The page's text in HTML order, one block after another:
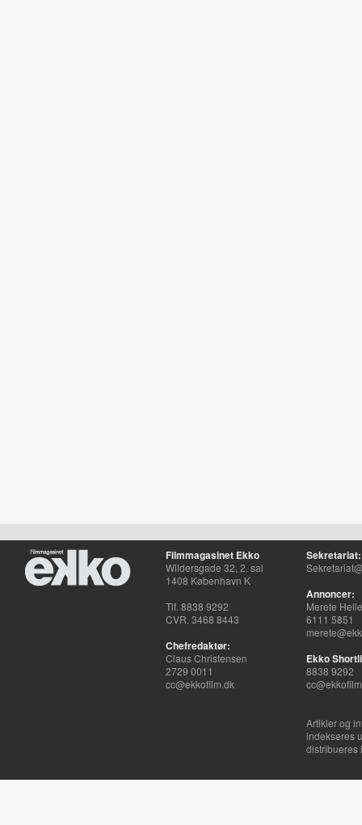
Filmmagasinet Ekko
Wildersgade 32, 2. sal
1408 København K
Tlf. 8838 9292
CVR. 3468 8443
Chefredaktør:
Claus Christensen
2729 0011
cc@ekkofilm.dk
Sekretariat:
Annoncer:
Merete
6111 5851
Ekko
8838 9292
Artikler og
indekseres
distribueres